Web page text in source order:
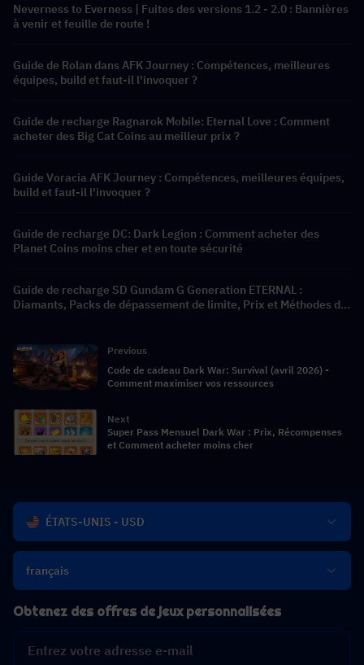
Neverness to Everness | Fuites des versions 1.2 - 2.0 : Bannières
à venir et feuille de route !
Guide de Rolan dans AFK Journey : Compétences, meilleures
équipes, build et faut-il l'invoquer ?
Guide de recharge Ragnarok Mobile: Eternal Love : Comment
acheter des Big Cat Coins au meilleur prix ?
Guide Voracia AFK Journey : Compétences, meilleures équipes,
build et faut-il l'invoquer ?
Guide de recharge DC: Dark Legion : Comment acheter des
Planet Coins moins cher et en toute sécurité
Guide de recharge SD Gundam G Generation ETERNAL :
Diamants, Packs de dépassement de limite, Prix et Méthodes de
Previous
Code de cadeau Dark War: Survival (avril 2026) -
Comment maximiser vos ressources
Next
Super Pass Mensuel Dark War : Prix, Récompenses
et Comment acheter moins cher
ÉTATS-UNIS - USD
français
Obtenez des offres de jeux personnalisées